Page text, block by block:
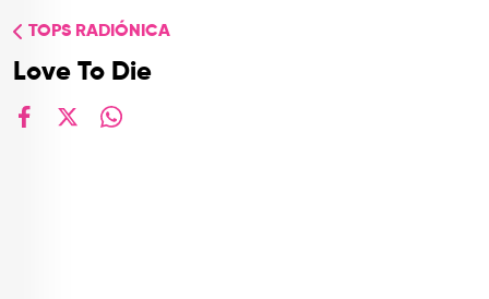
TOPS RADIÓNICA
Love To Die